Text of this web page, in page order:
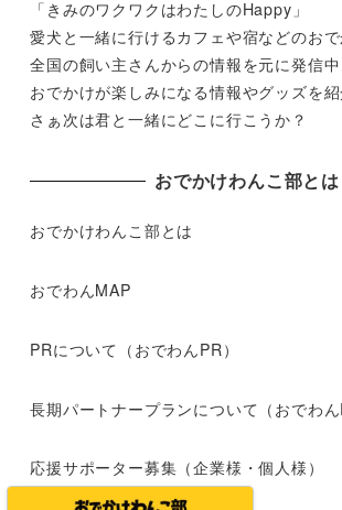
「きみのワクワクはわたしのHappy」
愛犬と一緒に行けるカフェや宿などのお
全国の飼い主さんからの情報を元に発信中
おでかけが楽しみになる情報やグッズを紹
さぁ次は君と一緒にどこに行こうか？
おでかけわんこ部とは
おでかけわんこ部とは
おでわんMAP
PRについて（おでわんPR）
長期パートナープランについて（おでわん
応援サポーター募集（企業様・個人様）